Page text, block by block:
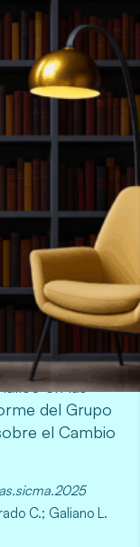
en las
del Grupo
el Cambio
C.; Galiano L.